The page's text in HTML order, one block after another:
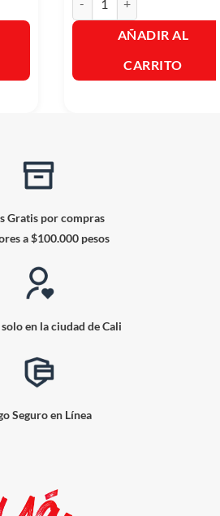
AÑADIR AL
CARRITO
Gratis por compras
a $100.000 pesos
en la ciudad de Cali
Seguro en Línea